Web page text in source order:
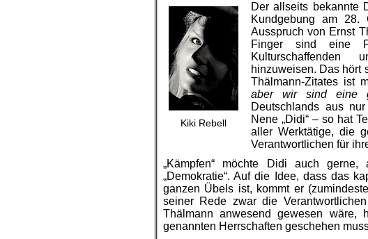
Kiki Rebell
Der allseits bekannte
Kundgebung am 28.
Ausspruch von Ernst
Finger sind eine
hinzuweisen. Das hört
Thälmann-Zitates ist
aber wir sind eine
Deutschlands aus
Nene „Didi“ – so hat
aller Werktätige, die
Verantwortlichen für
„Kämpfen“ möchte Didi auch
„Demokratie“. Auf die
Idee, dassdas
ganzen Übels ist, kommter
seiner Rede zwar die
Thälmann anwesend gewesen wäre,
genannten Herrschaften geschehen